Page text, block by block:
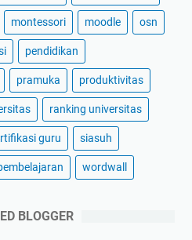
montessori moodle osn
pendidikan
pramuka produktivitas
ranking universitas
guru siasuh
wordwall
BLOGGER